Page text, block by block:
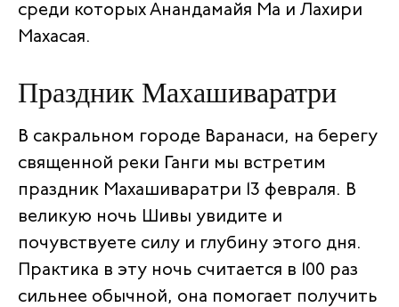
среди которых Анандамайя Ма и Лахири
Махасая.
Праздник Махашиваратри
В сакральном городе Варанаси, на берегу
священной реки Ганги мы встретим
праздник Махашиваратри 13 февраля. В
великую ночь Шивы увидите и
почувствуете силу и глубину этого дня.
Практика в эту ночь считается в 100 раз
сильнее обычной, она помогает получить